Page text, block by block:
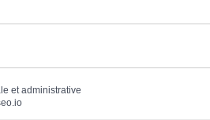
et administrative